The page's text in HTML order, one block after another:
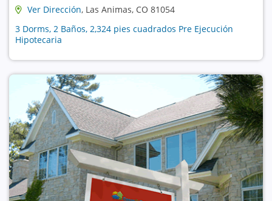
Ver Dirección, Las Animas, CO 81054
3 Dorms, 2 Baños, 2,324 pies cuadrados Pre Ejecución
Hipotecaria